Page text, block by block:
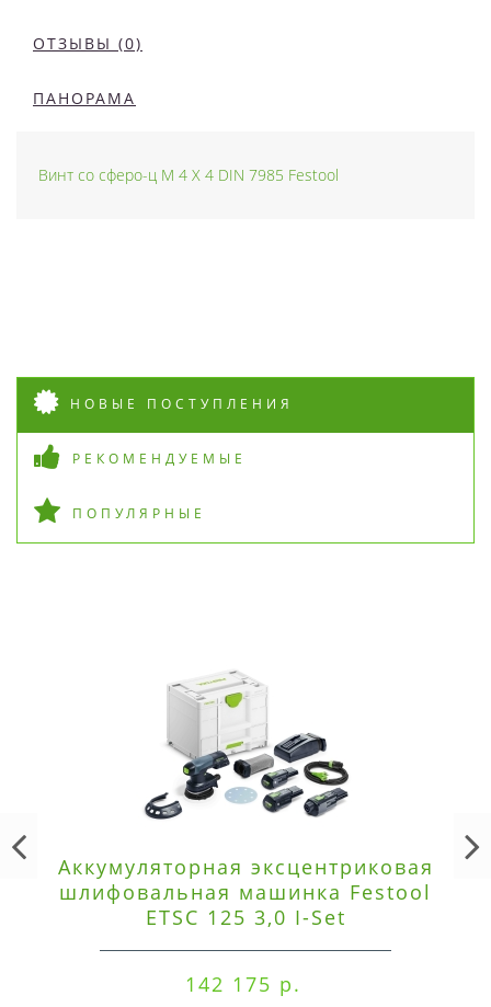
ОТЗЫВЫ (0)
ПАНОРАМА
Винт со сферо-ц M 4 X 4 DIN 7985 Festool
НОВЫЕ ПОСТУПЛЕНИЯ
РЕКОМЕНДУЕМЫЕ
ПОПУЛЯРНЫЕ
Аккумуляторная эксцентриковая
шлифовальная машинка Festool
ETSC 125 3,0 I-Set
142 175 р.